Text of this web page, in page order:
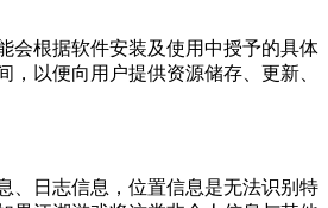
会根据软件安装及使用中授予的具体
，以便向用户提供资源储存、更新、
、日志信息，位置信息是无法识别特